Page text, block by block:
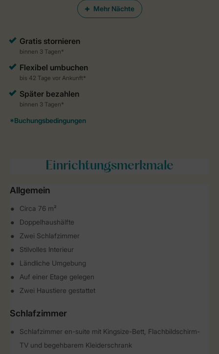
Mehr Nächte
Einrichtungsmerkmale
Allgemein
Circa 76 m²
Doppelhaushälfte
Zwei Schlafzimmer
Stilvolles Interieur
Ländliche Umgebung
Auf einer Etage gelegen
Zwei Haustiere gestattet
Schlafzimmer
Schlafzimmer en-suite mit Kingsize-Bett, Flachbildschirm-
TV und begehbarem Kleiderschrank